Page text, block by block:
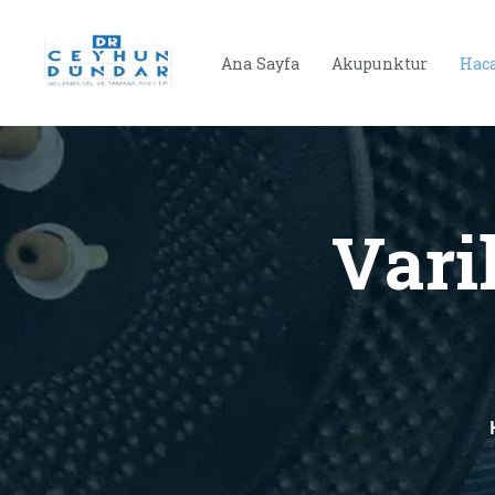
Ana Sayfa Akupunktur